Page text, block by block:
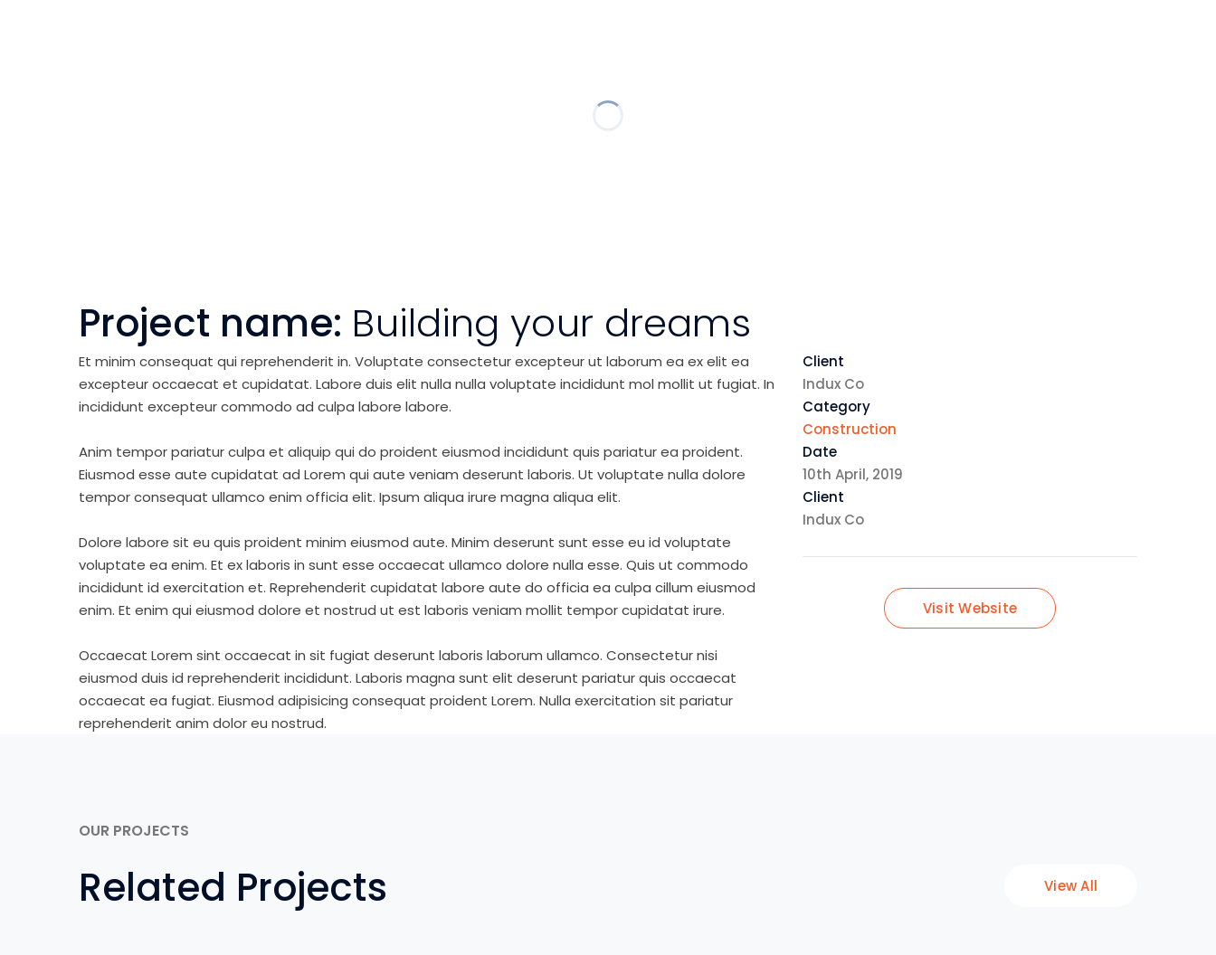
Project name: Building your dreams
Et minim consequat qui reprehenderit in. Voluptate consectetur excepteur ut laborum ea ex elit ea
excepteur occaecat et cupidatat. Labore duis elit nulla nulla voluptate incididunt mol mollit ut fugiat. In
incididunt excepteur commodo ad culpa labore labore.
Anim tempor pariatur culpa et aliquip qui do proident eiusmod incididunt quis pariatur ea proident.
Eiusmod esse aute cupidatat ad Lorem qui aute veniam deserunt laboris. Ut voluptate nulla dolore
tempor consequat ullamco enim officia elit. Ipsum aliqua irure magna aliqua elit.
Dolore labore sit eu quis proident minim eiusmod aute. Minim deserunt sunt esse eu id voluptate
voluptate ea enim. Et ex laboris in sunt esse occaecat ullamco dolore nulla esse. Quis ut commodo
incididunt id exercitation et. Reprehenderit cupidatat labore aute do officia ea culpa cillum eiusmod
enim. Et enim qui eiusmod dolore et nostrud ut est laboris veniam mollit tempor cupidatat irure.
Occaecat Lorem sint occaecat in sit fugiat deserunt laboris laborum ullamco. Consectetur nisi
eiusmod duis id reprehenderit incididunt. Laboris magna sunt elit deserunt pariatur quis occaecat
occaecat ea fugiat. Eiusmod adipisicing consequat proident Lorem. Nulla exercitation sit pariatur
reprehenderit anim dolor eu nostrud.
Client
Indux Co
Category
Construction
Date
10th April, 2019
Client
Indux Co
Visit Website
OUR PROJECTS
Related Projects View All